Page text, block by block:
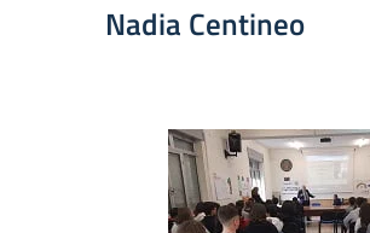
Nadia Centineo